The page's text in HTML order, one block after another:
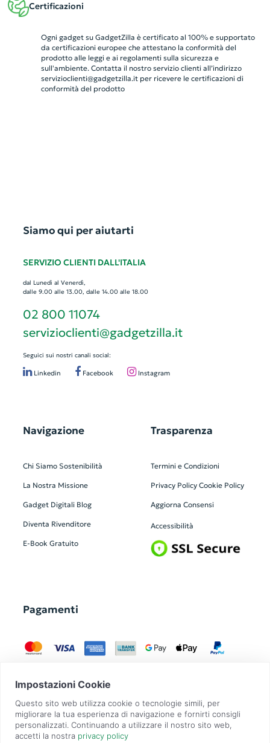
Certificazioni
Ogni gadget su GadgetZilla è certificato al 100% e supportato
da certificazioni europee che attestano la conformità del
prodotto alle leggi e ai regolamenti sulla sicurezza e
sull'ambiente. Contatta il nostro servizio clienti all’indirizzo
servizioclienti@gadgetzilla.itper ricevere le certificazioni di
conformità del prodotto
Siamo qui per aiutarti
SERVIZIO CLIENTI DALL'ITALIA
dal Lunedì al Venerdì,
dalle 9.00 alle 13.00, dalle 14.00 alle 18.00
02 800 11074
servizioclienti@gadgetzilla.it
Seguici sui nostri canali social:
Linkedin Facebook Instagram
Navigazione
Chi Siamo Sostenibilità
La Nostra Missione
Gadget Digitali Blog
Diventa Rivenditore
E-Book Gratuito
Trasparenza
Termini e Condizioni
Privacy Policy Cookie Policy
Aggiorna Consensi
Accessibilità
Pagamenti
GadgetZilla è un Brand di Overbi S.r.l.| realizzato conContit | © 2026 Tutti
i diritti riservati | P.IVA: 09351560967